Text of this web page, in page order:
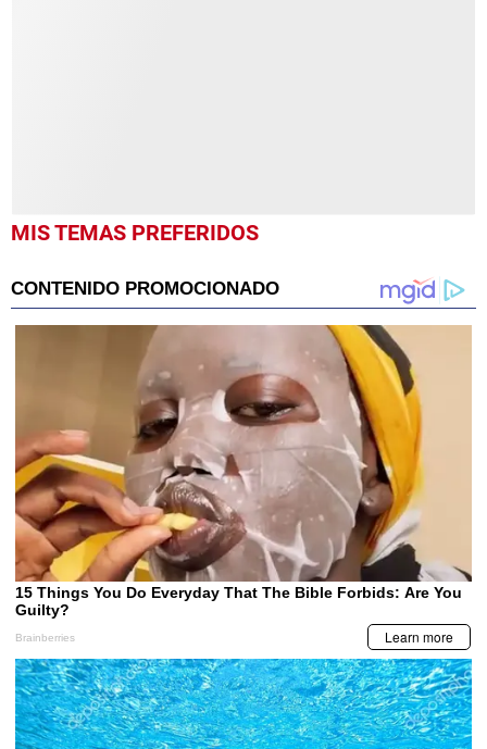
MIS TEMAS PREFERIDOS